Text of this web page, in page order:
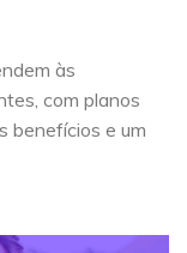
às
com planos
benefícios e um